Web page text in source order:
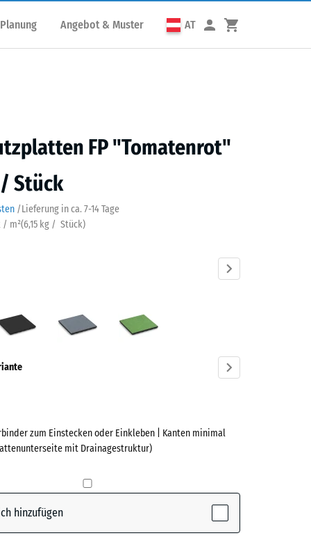
Angebot & Muster AT
FP "Tomatenrot"
Stück
/Lieferung in ca. 7-14 Tage
/ m²(6,15 kg / Stück)
Graphitgrau
(active)
zum Einstecken oder Einkleben | Kanten minimal
mit Drainagestruktur)
hinzufügen